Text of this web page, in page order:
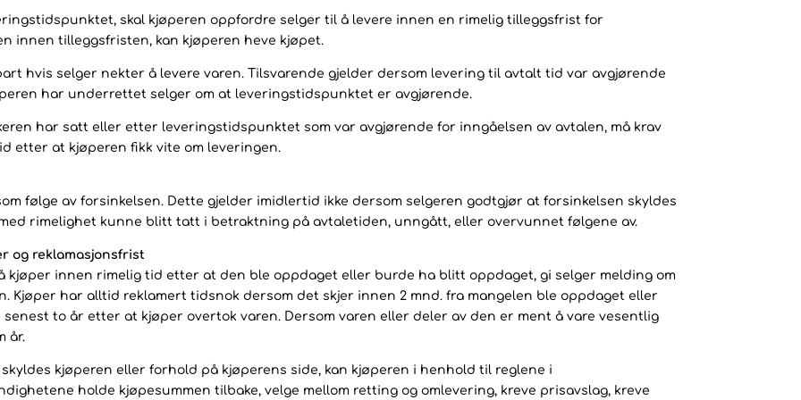
skal kjøperen oppfordre selger til å levere innen en rimelig tilleggsfrist for
innen tilleggsfristen, kan kjøperen heve kjøpet.
hvis selger nekter å levere varen. Tilsvarende gjelder dersom levering til avtalt tid var avgjørende
har underrettet selger om at leveringstidspunktet er avgjørende.
har satt eller etter leveringstidspunktet som var avgjørende for inngåelsen av avtalen, må krav
etter at kjøperen fikk vite om leveringen.
følge av forsinkelsen. Dette gjelder imidlertid ikke dersom selgeren godtgjør at forsinkelsen skyldes
rimelighet kunne blitt tatt i betraktning på avtaletiden, unngått, eller overvunnet følgene av.
og reklamasjonsfrist
kjøper innen rimelig tid etter at den ble oppdaget eller burde ha blitt oppdaget, gi selger melding om
Kjøper har alltid reklamert tidsnok dersom det skjer innen 2 mnd. fra mangelen ble oppdaget eller
to år etter at kjøper overtok varen. Dersom varen eller deler av den er ment å vare vesentlig
år.
kjøperen eller forhold på kjøperens side, kan kjøperen i henhold til reglene i
holde kjøpesummen tilbake, velge mellom retting og omlevering, kreve prisavslag, kreve